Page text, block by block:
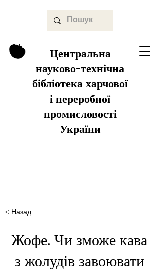
Центральна
науково-технічна
бібліотека харчової
і переробної
промисловості
України
< Назад
Жофе. Чи зможе кава
з жолудів завоювати